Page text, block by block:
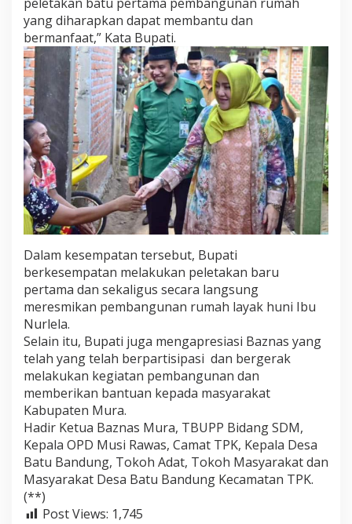
g
a
D
a
p
a
t
M
e
m
b
n
t
u
D
a
n
e
r
m
f
a
a
t
yang diharapkan dapat membantu dan
bermanfaat,” Kata Bupati.
Dalam kesempatan tersebut, Bupati
berkesempatan melakukan peletakan baru
pertama dan sekaligus secara langsung
meresmikan pembangunan rumah layak huni Ibu
Nurlela.
Selain itu, Bupati juga mengapresiasi Baznas yang
telah yang telah berpartisipasi dan bergerak
melakukan kegiatan pembangunan dan
memberikan bantuan kepada masyarakat
Kabupaten Mura.
Hadir Ketua Baznas Mura, TBUPP Bidang SDM,
Kepala OPD Musi Rawas, Сamat TPK, Kepala Desa
Batu Bandung, Tokoh Adat, Tokoh Masyarakat dan
Masyarakat Desa Batu Bandung Kecamatan TPK.
(**)
Post Views: 1,745